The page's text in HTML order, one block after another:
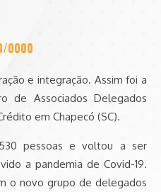
0000
e integração. Assim foi a
de Associados Delegados
em Chapecó (SC).
pessoas e voltou a ser
a pandemia de Covid-19.
o novo grupo de delegados